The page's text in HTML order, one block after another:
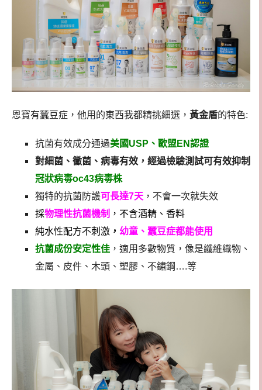
恩寶有蠶豆症，他用的東西我都精挑細選， 黃金盾的特色:
抗菌有效成分通過美國USP、歐盟EN認證
對細菌、黴菌、病毒有效，經過檢驗測試可有效抑制
冠狀病毒oc43病毒株
獨特的抗菌防護可長達7天 ，不會一次就失效
採物理性抗菌機制 ，不含酒精、香料
純水性配方不刺激 ， 幼童、蠶豆症都能使用
抗菌成份安定性佳 ，適用多數物質，像是纖維織物、
金屬、皮件、木頭、塑膠、不鏽鋼….等